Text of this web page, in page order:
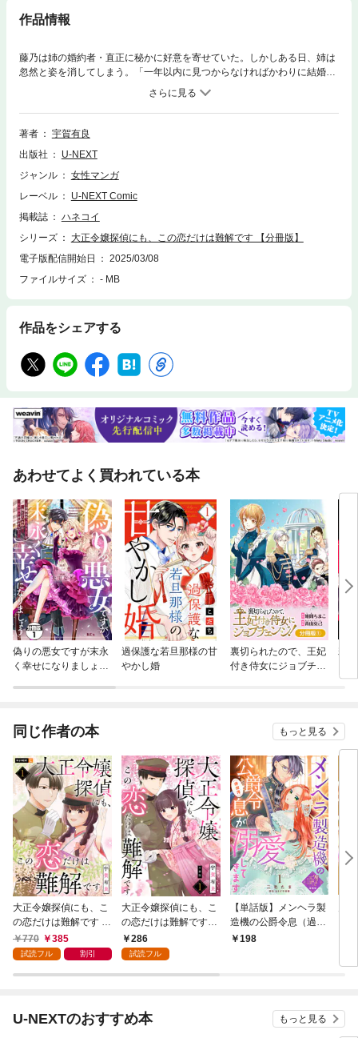
作品情報
藤乃は姉の婚約者・直正に秘かに好意を寄せていた。しかしある日、姉は
忽然と姿を消してしまう。「一年以内に見つからなければかわりに結婚す
るように」と父に言い渡された藤乃は、複雑な思いを抱えつつ姉を捜し始
著者
宇賀有良
出版社
U-NEXT
ジャンル
女性マンガ
レーベル
U-NEXT Comic
掲載誌
ハネコイ
シリーズ
大正令嬢探偵にも、この恋だけは難解です 【分冊版】
電子版配信開始日
2025/03/08
ファイルサイズ
- MB
作品をシェアする
あわせてよく買われている本
偽りの悪女ですが末永
く幸せになりましょう
～ 分冊版
過保護な若旦那様の甘
やかし婚
裏切られたので、王妃
付き侍女にジョブチェ
若
同じ作者の本 もっと見る
大正令嬢探偵にも、こ
の恋だけは難解です 1
巻770 385
試読フル 割引
大正令嬢探偵にも、こ
の恋だけは難解です
【分冊版】 1
286
試読フル
【単話版】メンヘラ製
造機の公爵令息（過保
護）が溺愛してきます
198
U-NEXTのおすすめ本 もっと見る